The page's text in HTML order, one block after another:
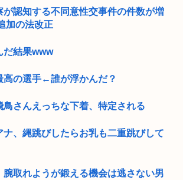
が認知する不同意性交事件の件数が増
加の法改正
だ結果www
高の選手←誰が浮かんだ？
鳥さんえっちな下着、特定される
ナ、縄跳びしたらお乳も二重跳びして
腕取れようが鍛える機会は逃さない男